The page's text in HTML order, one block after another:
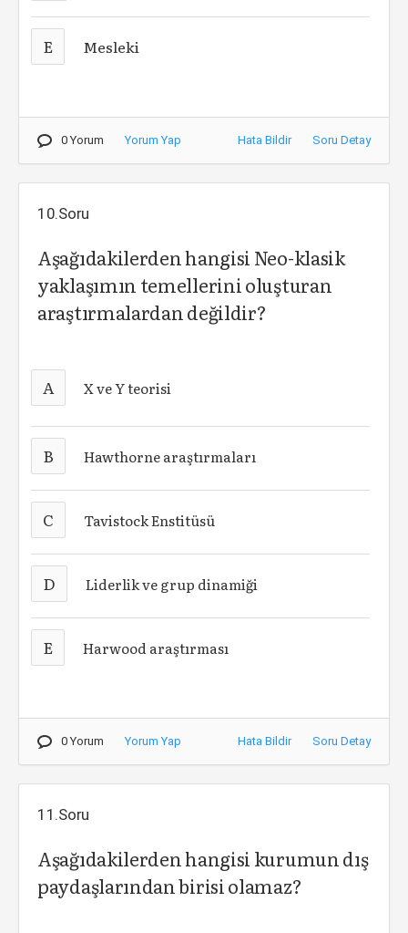
E Mesleki
0 Yorum Yorum Yap Hata Bildir Soru Detay
10.Soru
Aşağıdakilerden hangisi Neo-klasik
yaklaşımın temellerini oluşturan
araştırmalardan değildir?
A X ve Y teorisi
B Hawthorne araştırmaları
C Tavistock Enstitüsü
D Liderlik ve grup dinamiği
E Harwood araştırması
0 Yorum Yorum Yap Hata Bildir Soru Detay
11.Soru
Aşağıdakilerden hangisi kurumun dış
paydaşlarından birisi olamaz?